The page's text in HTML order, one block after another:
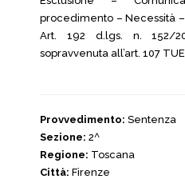
procedimento – Necessità
Art. 192 d.lgs. n. 152/
sopravvenuta all’art. 107
Provvedimento: Sentenza
Sezione: 2^
Regione: Toscana
Città: Firenze